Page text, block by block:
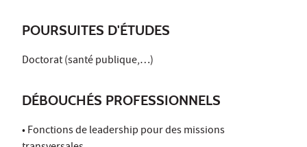
POURSUITES D'ÉTUDES
Doctorat (santé publique,…)
DÉBOUCHÉS PROFESSIONNELS
• Fonctions de leadership pour des missions